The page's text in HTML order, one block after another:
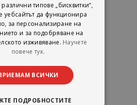
1%
4,35 €
8,51 лв.
типове „бисквитки“,
уебсайтът да функционира
за персонализиране на
и за подобряване на
изживяване. Научете
повече тук.
ВСИЧКИ
ПОДРОБНОСТИТЕ